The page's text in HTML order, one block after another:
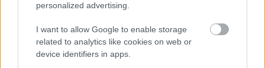
personalized advertising.
I want to allow Google to enable storage
related to analytics like cookies on web or
device identifiers in apps.